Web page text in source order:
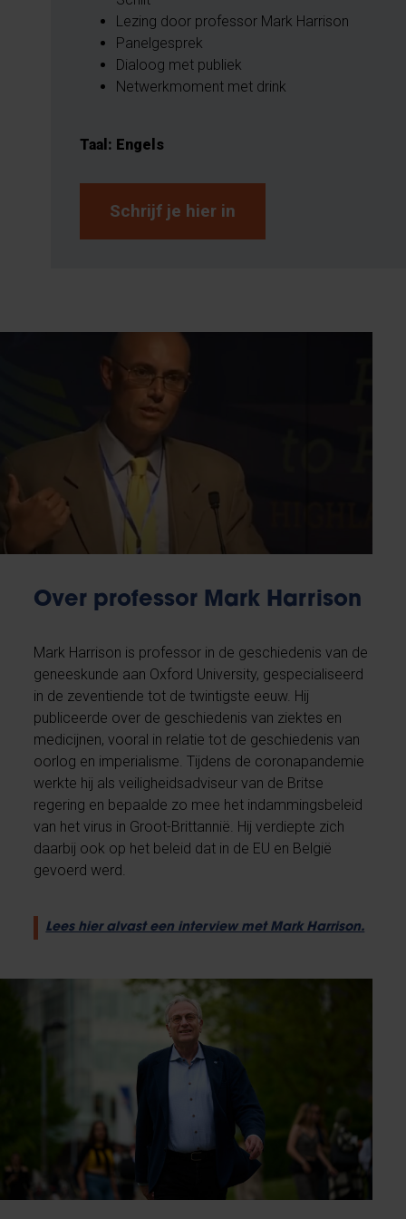
Lezing door professor Mark Harrison
Panelgesprek
Dialoog met publiek
Netwerkmoment met drink
Taal: Engels
Schrijf je hier in
Over professor Mark Harrison
Mark Harrison is professor in de geschiedenis van de
geneeskunde aan Oxford University, gespecialiseerd
in de zeventiende tot de twintigste eeuw. Hij
publiceerde over de geschiedenis van ziektes en
medicijnen, vooral in relatie tot de geschiedenis van
oorlog en imperialisme. Tijdens de coronapandemie
werkte hij als veiligheidsadviseur van de Britse
regering en bepaalde zo mee het indammingsbeleid
van het virus in Groot-Brittannië. Hij verdiepte zich
daarbij ook op het beleid dat in de EU en België
gevoerd werd.
Lees hier alvast een interview met Mark Harrison.